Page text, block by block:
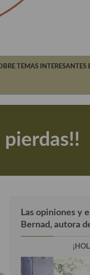
TEMAS INTERESANTES
Las opiniones y
Bernad, autora